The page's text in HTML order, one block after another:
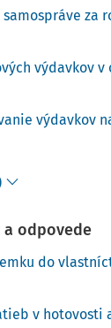
za
výdavkov v
výdavkov
a odpovede
do
v hotovosti